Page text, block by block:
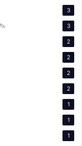
de la
lo que ha
de danza y
3
✎ 3
2
2
2
2
1
1
1